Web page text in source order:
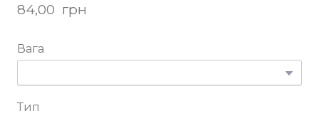
84,00  грн
Вага
Тип